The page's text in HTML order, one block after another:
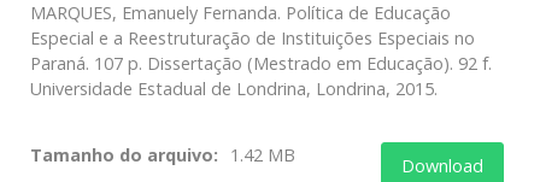
MARQUES, Emanuely Fernanda. Política de Educação
Especial e a Reestruturação de Instituições Especiais no
Paraná. 107 p. Dissertação (Mestrado em Educação). 92 f.
Universidade Estadual de Londrina, Londrina, 2015.
Tamanho do arquivo: 1.42 MB Download